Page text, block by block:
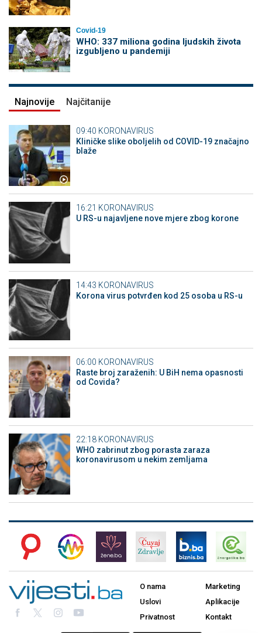
Covid-19
WHO: 337 miliona godina ljudskih života
izgubljeno u pandemiji
Najnovije Najčitanije
09:40 KORONAVIRUS
Kliničke slike oboljelih od COVID-19 značajno
blaže
16:21 KORONAVIRUS
U RS-u najavljene nove mjere zbog korone
14:43 KORONAVIRUS
Korona virus potvrđen kod 25 osoba u RS-u
06:00 KORONAVIRUS
Raste broj zaraženih: U BiH nema opasnosti
od Covida?
22:18 KORONAVIRUS
WHO zabrinut zbog porasta zaraza
koronavirusom u nekim zemljama
O nama
Uslovi
Privatnost
Marketing
Aplikacije
Kontakt